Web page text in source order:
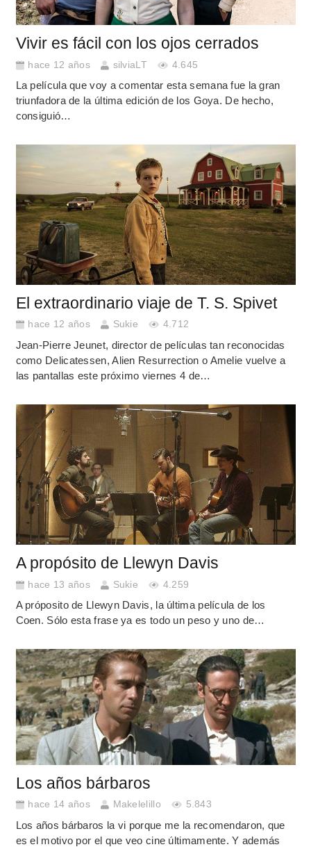
Vivir es fácil con los ojos cerrados
hace 12 años silviaLT 4.645
La película que voy a comentar esta semana fue la gran
triunfadora de la última edición de los Goya. De hecho,
consiguió…
El extraordinario viaje de T. S. Spivet
hace 12 años Sukie 4.712
Jean-Pierre Jeunet, director de películas tan reconocidas
como Delicatessen, Alien Resurrection o Amelie vuelve a
las pantallas este próximo viernes 4 de…
A propósito de Llewyn Davis
hace 13 años Sukie 4.259
A próposito de Llewyn Davis, la última película de los
Coen. Sólo esta frase ya es todo un peso y uno de…
Los años bárbaros
hace 14 años Makelelillo 5.843
Los años bárbaros la vi porque me la recomendaron, que
es el motivo por el que veo cine últimamente. Y además